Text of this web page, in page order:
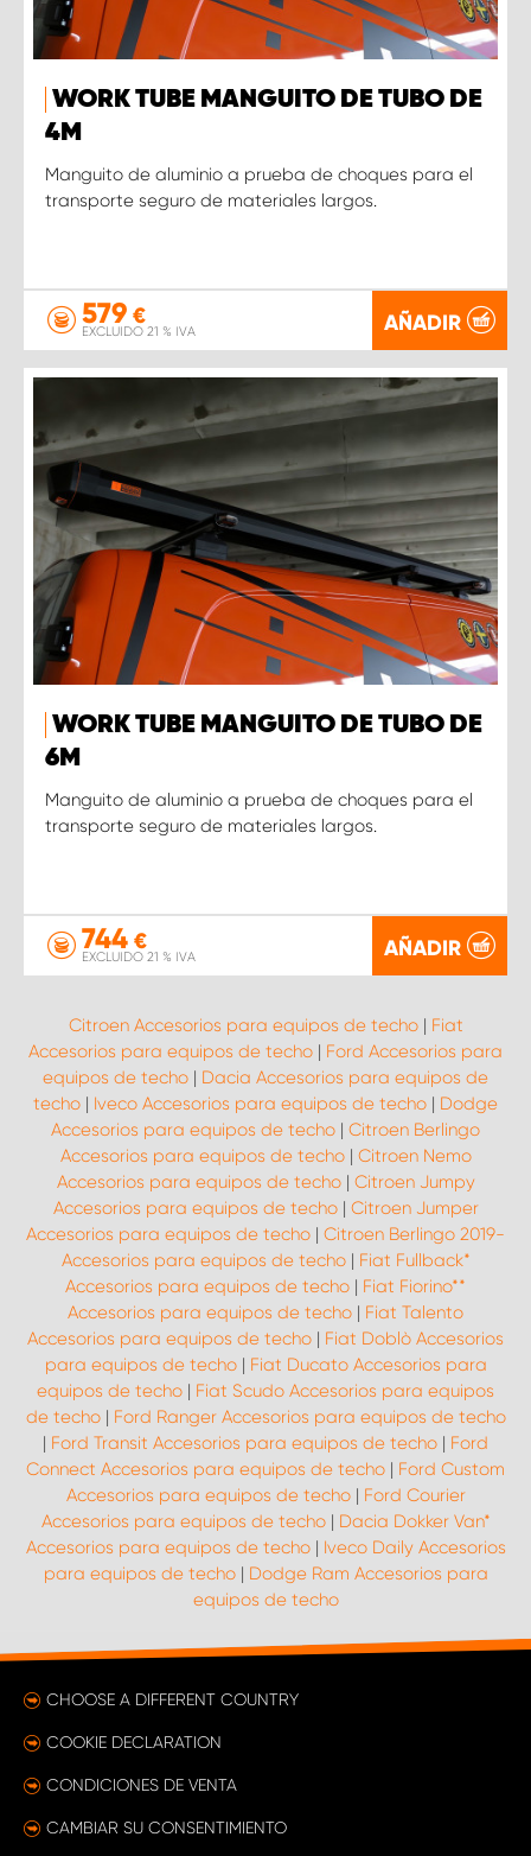
WORK TUBE MANGUITO DE TUBO DE
4M
Manguito de aluminio a prueba de choques para el
transporte seguro de materiales largos.
579 €
EXCLUIDO 21 % IVA AÑADIR
WORK TUBE MANGUITO DE TUBO DE
6M
Manguito de aluminio a prueba de choques para el
transporte seguro de materiales largos.
744 €
EXCLUIDO 21 % IVA AÑADIR
Citroen Accesorios para equipos de techo| Fiat
Accesorios para equipos de techo | Ford Accesorios para
equipos de techo | Dacia Accesorios para equipos de
techo | Iveco Accesorios para equipos de techo | Dodge
Accesorios para equipos de techo | Citroen Berlingo
Accesorios para equipos de techo| Citroen Nemo
Accesorios para equipos de techo| Citroen Jumpy
Accesorios para equipos de techo| Citroen Jumper
Accesorios para equipos de techo | Citroen Berlingo 2019-
Accesorios para equipos de techo| Fiat Fullback*
Accesorios para equipos de techo | Fiat Fiorino**
Accesorios para equipos de techo | Fiat Talento
Accesorios para equipos de techo | Fiat Doblò Accesorios
para equipos de techo| Fiat Ducato Accesorios para
equipos de techo | Fiat Scudo Accesorios para equipos
de techo| Ford Ranger Accesorios para equipos de techo
| Ford Transit Accesorios para equipos de techo | Ford
Connect Accesorios para equipos de techo | Ford Custom
Accesorios para equipos de techo| Ford Courier
Accesorios para equipos de techo| Dacia Dokker Van*
Accesorios para equipos de techo| Iveco Daily Accesorios
para equipos de techo| Dodge Ram Accesorios para
equipos de techo
CHOOSE A DIFFERENT COUNTRY
COOKIE DECLARATION
CONDICIONES DE VENTA
CAMBIAR SU CONSENTIMIENTO